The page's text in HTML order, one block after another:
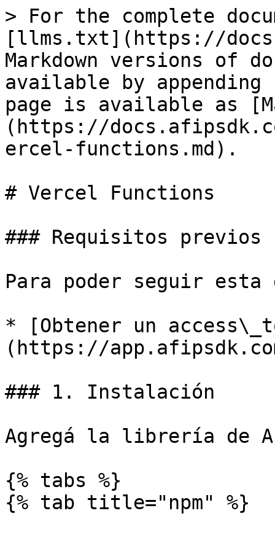
> For the complete
[llms.txt](https://
Markdown versions of
available by
page is available as
(https://
ercel-functions.md).
# Vercel Functions
### Requisitos previos
Para poder seguir
* [Obtener un
(https://
### 1. Instalación
Agregá la librería de
{% tabs %}
{% tab title="npm" %}